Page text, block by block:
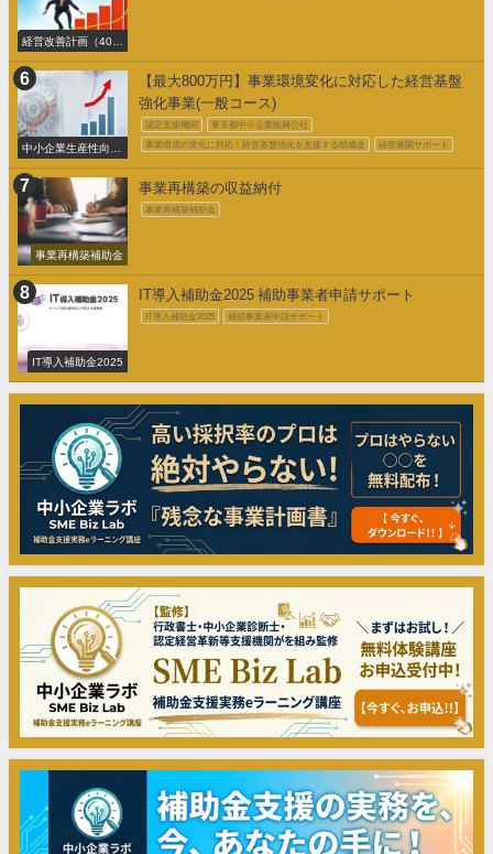
経営改善計画（405
中小企業生産性向上
【最大800万円】事業環境変化に対応した経営基盤
強化事業(一般コース)
認定支援機関 東京都中小企業振興公社
事業環境の変化に対応！経営基盤強化を支援する助成金 経営展開サポート
事業再構築補助金
事業再構築の収益納付
事業再構築補助金
IT導入補助金2025
IT導入補助金2025 補助事業者申請サポート
IT導入補助金2025 補助事業者申請サポート